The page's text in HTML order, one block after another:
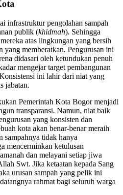
infrastruktur pengolahan sampah
publik (khidmah). Sehingga
atas lingkungan yang bersih
yang memberatkan. Pengurusan ini
didasari oleh ketundukan penuh
mengejar target pembangunan
ini lahir dari niat yang
jabatan.
Pemerintah Kota Bogor menjadi
transparansi. Namun, niat baik
yang konsisten dan
kota akan benar-benar meraih
sampahnya tidak hanya
mencerminkan ketulusan
dan melayani setiap jiwa
Swt. Jika ketaatan kepada Sang
urusan sampah yang pelik ini
rahmat bagi seluruh warga